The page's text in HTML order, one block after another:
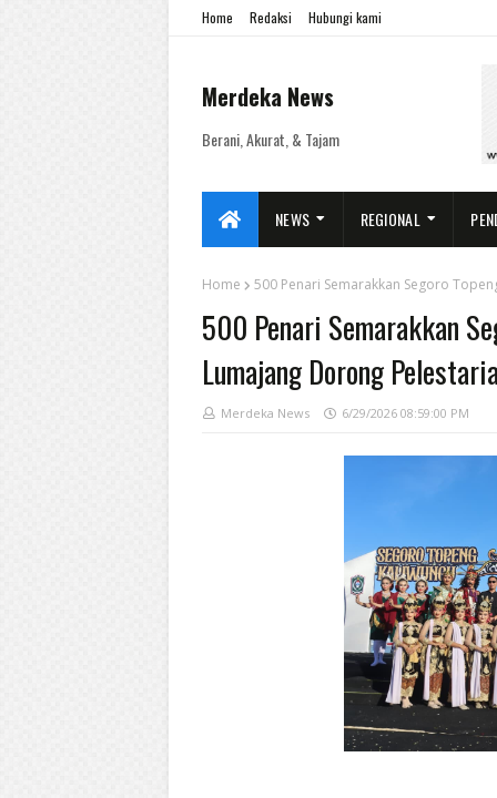
Home Redaksi Hubungi kami
Merdeka News
Berani, Akurat, & Tajam
NEWS REGIONAL
Home 500 Penari Semarakkan Segoro
500 Penari Semarakkan
Lumajang Dorong
Merdeka News 6/29/2026 08:59:00 PM